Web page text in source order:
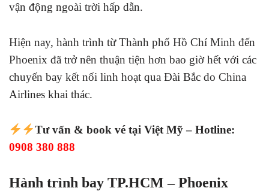
vận động ngoài trời hấp dẫn.
Hiện nay, hành trình từ Thành phố Hồ Chí Minh đến
Phoenix đã trở nên thuận tiện hơn bao giờ hết với các
chuyến bay kết nối linh hoạt qua Đài Bắc do China
Airlines khai thác.
Tư vấn & book vé tại Việt Mỹ – Hotline:
0908 380 888
Hành trình bay TP.HCM – Phoenix